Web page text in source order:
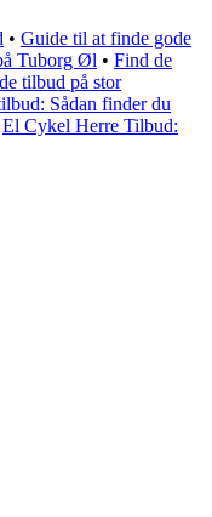
• Guide til at finde gode
Tuborg Øl • Find de
tilbud på stor
Sådan finder du
El Cykel Herre Tilbud: